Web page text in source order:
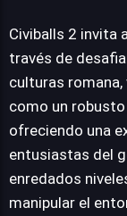
Civiballs 2 invita
través de
culturas
como un
ofreciendo una
entusiastas del
enredados
manipular el